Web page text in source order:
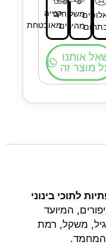
משלוחים
מהירים
קנייה
מאובטחת
אותנו
מוצר זה
המיועד
משקל, רמת
המחמד.